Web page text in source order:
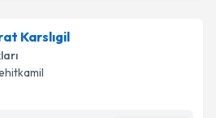
Arıiçin randevu takvimi talebi
randevu almanız için bir
e-posta ile bilgilendireceğiz.
Karslıgil